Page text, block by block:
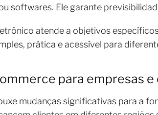
softwares. Ele garante
atende a objetivos
prática e acessível para
para empresas
mudanças significativas para a